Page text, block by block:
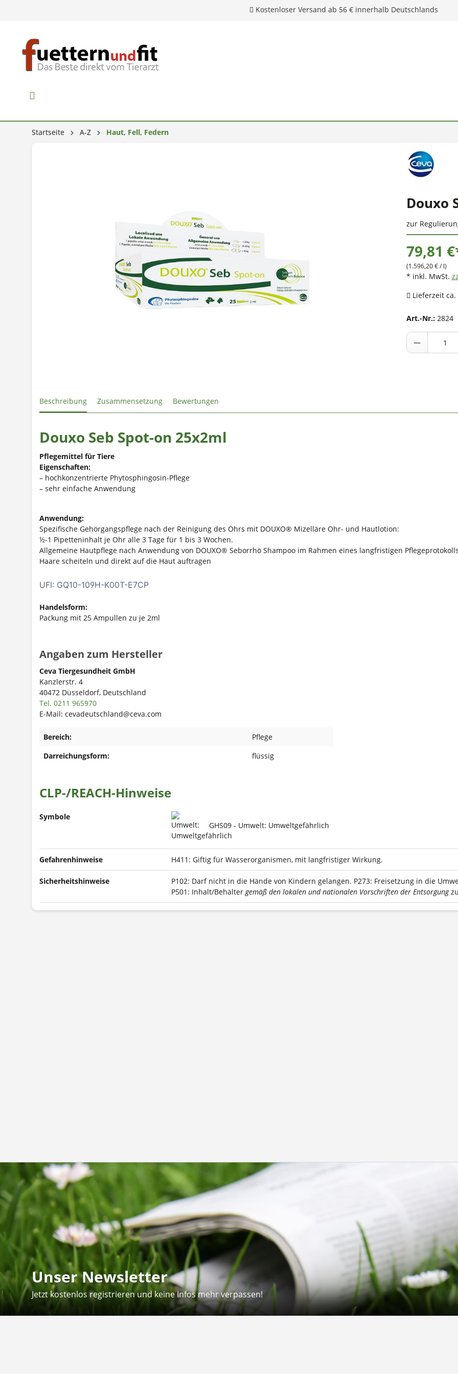
Kostenloser Versand ab 56 € innerhalb Deutschlands
Startseite A-Z Haut, Fell, Federn
Douxo
zur
79,81
(1.596,20 € / l)
* inkl. MwSt.
Lieferzeit
Art.-Nr.: 2824
Beschreibung Zusammensetzung Bewertungen
Douxo Seb Spot-on 25x2ml
Pflegemittel für Tiere
Eigenschaften:
– hochkonzentrierte Phytosphingosin-Pflege
– sehr einfache Anwendung
Anwendung:
Spezifische Gehörgangspflege nach der Reinigung des Ohrs mit DOUXO® Mizelläre Ohr- und Hautlotion:
½-1 Pipetteninhalt je Ohr alle 3 Tage für 1 bis 3 Wochen.
Allgemeine Hautpflege nach Anwendung von DOUXO® Seborrhö Shampoo im Rahmen eines langfristigen
Haare scheiteln und direkt auf die Haut auftragen
UFI: GQ10-109H-K00T-E7CP
Handelsform:
Packung mit 25 Ampullen zu je 2ml
Angaben zum Hersteller
Ceva Tiergesundheit GmbH
Kanzlerstr. 4
40472 Düsseldorf, Deutschland
Tel. 0211 965970
E-Mail: cevadeutschland@ceva.com
Bereich:
Pflege
Darreichungsform:
flüssig
CLP-/REACH-Hinweise
Symbole
GHS09 - Umwelt: Umweltgefährlich
Gefahrenhinweise H411: Giftig für Wasserorganismen, mit langfristiger Wirkung.
Sicherheitshinweise P102: Darf nicht in die Hände von Kindern gelangen. P273: Freisetzung in die
P501: Inhalt/Behältergemäß den lokalen und nationalen Vorschriften der Entsorgung
Unser Newsletter
Jetzt kostenlos registrieren und keine Infos mehr verpassen!